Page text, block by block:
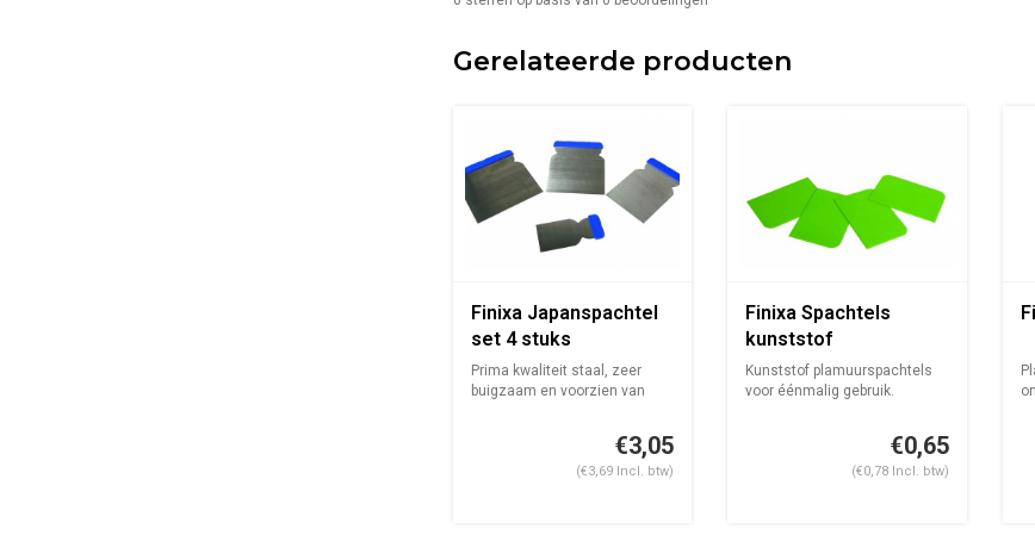
Gerelateerde producten
Finixa Japanspachtel
set 4 stuks
Prima kwaliteit staal, zeer
buigzaam en voorzien van
€3,05
(€3,69 Incl. btw)
Finixa Spachtels
kunststof
Kunststof plamuurspachtels
voor éénmalig gebruik.
€0,65
(€0,78 Incl. btw)